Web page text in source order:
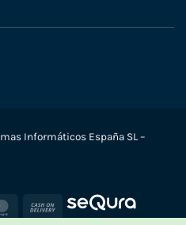
Informáticos España SL –
MasterCard
Cash